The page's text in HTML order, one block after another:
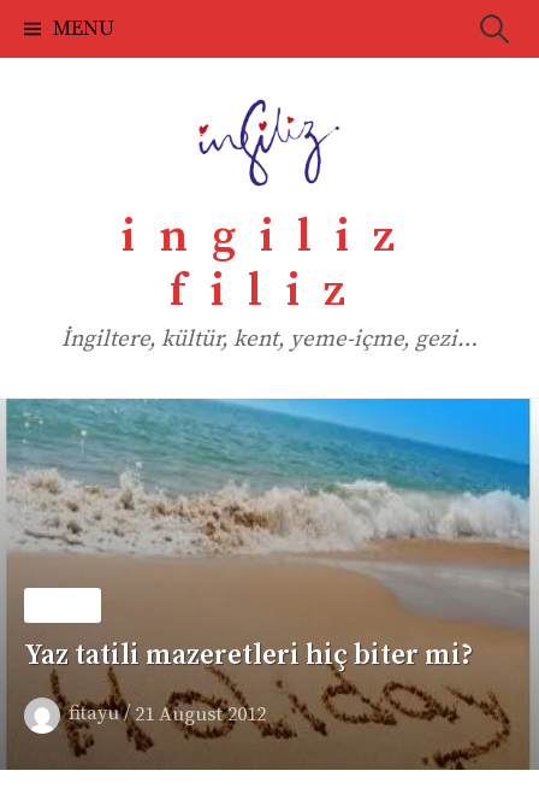
Skip
to
MENU Search
ingiliz
filiz
İngiltere, kültür, kent, yeme-içme, gezi…
Yaz tatili mazeretleri hiç biter mi?
fitayu/21 August 2012